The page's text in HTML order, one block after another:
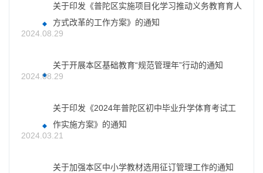
关于印发《普陀区实施项目化学习推动义务教育育人
方式改革的工作方案》的通知
2024.08.29
关于开展本区基础教育“规范管理年”行动的通知
2024.08.29
关于印发《2024年普陀区初中毕业升学体育考试工
作实施方案》的通知
2024.03.21
关于加强本区中小学教材选用征订管理工作的通知